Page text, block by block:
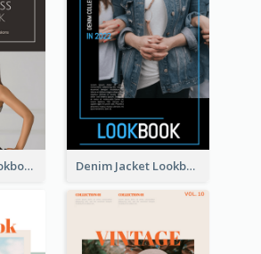
Classy Dress Lookbook Denim Jacket Lookbook